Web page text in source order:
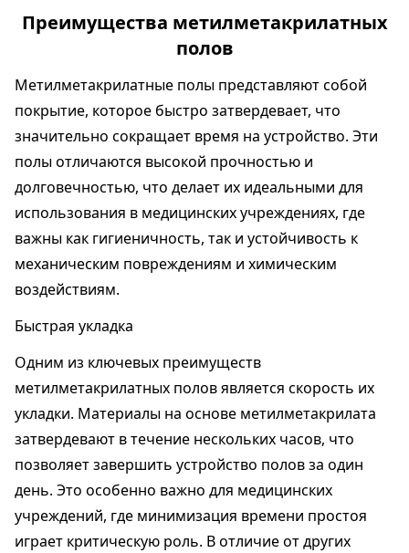
Преимущества метилметакрилатных
полов
Метилметакрилатные полы представляют собой
покрытие, которое быстро затвердевает, что
значительно сокращает время на устройство. Эти
полы отличаются высокой прочностью и
долговечностью, что делает их идеальными для
использования в медицинских учреждениях, где
важны как гигиеничность, так и устойчивость к
механическим повреждениям и химическим
воздействиям.
Быстрая укладка
Одним из ключевых преимуществ
метилметакрилатных полов является скорость их
укладки. Материалы на основе метилметакрилата
затвердевают в течение нескольких часов, что
позволяет завершить устройство полов за один
день. Это особенно важно для медицинских
учреждений, где минимизация времени простоя
играет критическую роль. В отличие от других